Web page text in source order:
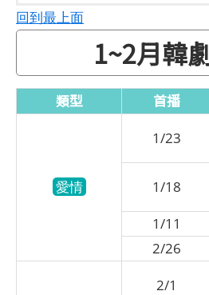
回到最上面
1~2月韓
類型 首播
愛情
1/23
1/18
1/11
2/26
2/1